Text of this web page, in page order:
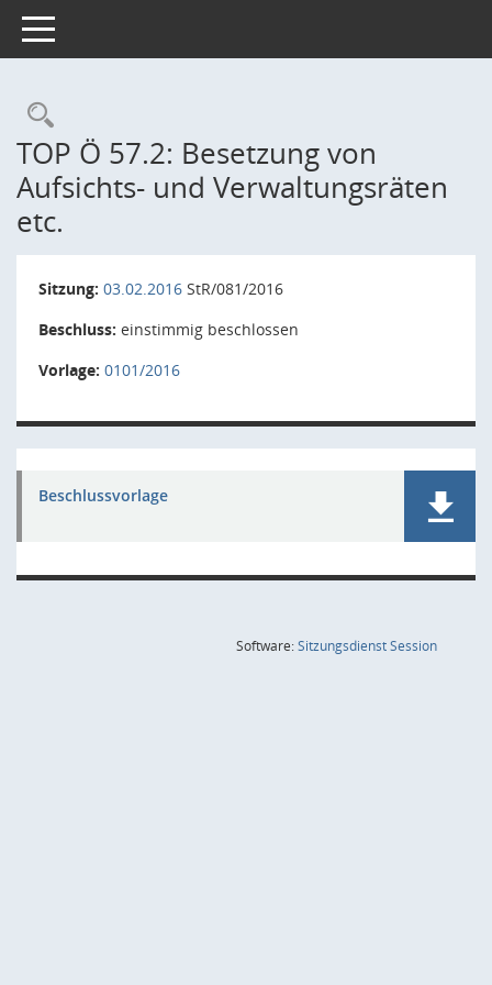
Toggle navigation
Rechercheauswahl
TOP Ö 57.2: Besetzung von
Aufsichts- und Verwaltungsräten
etc.
Sitzung: 03.02.2016 StR/081/2016
Beschluss: einstimmig beschlossen
Vorlage: 0101/2016
Beschlussvorlage
Software:SitzungsdienstSession(Wird in